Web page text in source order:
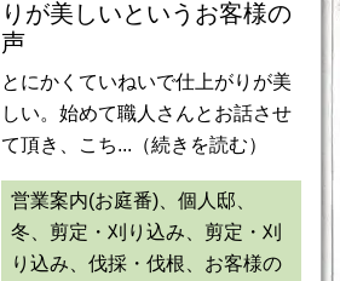
りが美しいというお客様の
声
とにかくていねいで仕上がりが美
しい。始めて職人さんとお話させ
て頂き、こち...（続きを読む）
営業案内(お庭番)、個人邸、
冬、剪定・刈り込み、剪定・刈
り込み、伐採・伐根、お客様の